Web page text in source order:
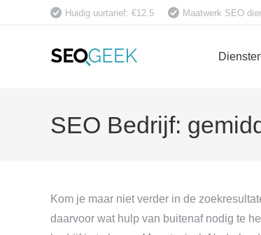
Huidig uurtarief: €12.5 Maatwerk SEO
SEO Bedrijf:
Kom je maar niet verder in de
daarvoor wat hulp van buitenaf nodig te